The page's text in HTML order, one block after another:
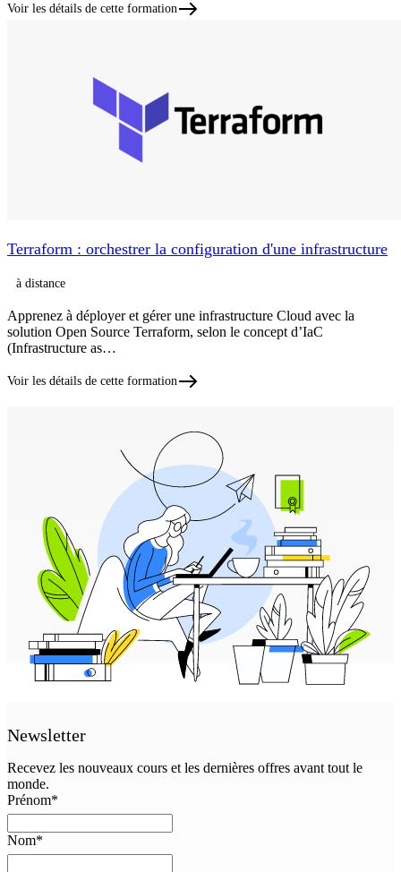
Voir les détails de cette formation
Terraform : orchestrer la configuration d'une infrastructure
à distance
Apprenez à déployer et gérer une infrastructure Cloud avec la
solution Open Source Terraform, selon le concept d’IaC
(Infrastructure as…
Voir les détails de cette formation
Newsletter
Recevez les nouveaux cours et les dernières offres avant tout le
monde.
Prénom*
Nom*